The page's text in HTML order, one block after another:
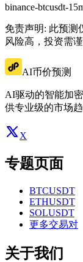
binance-btcusdt-
免责声明: 此预测
风险高，投资需
AI币价预测
AI驱动的智能加
供专业级的市场
X
专题页面
BTCUSDT
ETHUSDT
SOLUSDT
更多交易对
关于我们